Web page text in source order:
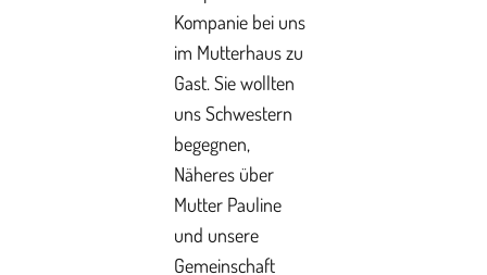
Kompanie bei uns
im Mutterhaus zu
Gast. Sie wollten
uns Schwestern
begegnen,
Näheres über
Mutter Pauline
und unsere
Gemeinschaft